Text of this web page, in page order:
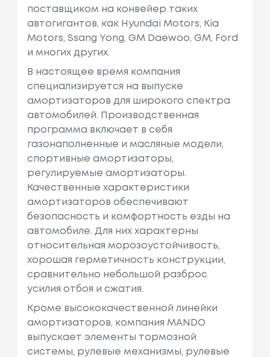
поставщиком на конвейер таких
автогигантов, как Hyundai Motors, Kia
Motors, Ssang Yong, GM Daewoo, GM, Ford
и многих других.
В настоящее время компания
специализируется на выпуске
амортизаторов для широкого спектра
автомобилей. Производственная
программа включает в себя
газонаполненные и масляные модели,
спортивные амортизаторы,
регулируемые амортизаторы.
Качественные характеристики
амортизаторов обеспечивают
безопасность и комфортность езды на
автомобиле. Для них характерны
относительная морозоустойчивость,
хорошая герметичность конструкции,
сравнительно небольшой разброс
усилия отбоя и сжатия.
Кроме высококачественной линейки
амортизаторов, компания MANDO
выпускает элементы тормозной
системы, рулевые механизмы, рулевые